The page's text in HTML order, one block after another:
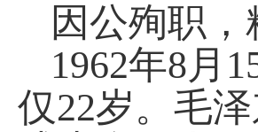
因公殉职
1962年8月
仅22岁。毛